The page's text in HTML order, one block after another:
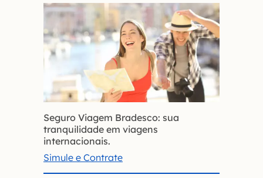
Seguro Viagem Bradesco: sua
tranquilidade em viagens
internacionais.
Simule e Contrate